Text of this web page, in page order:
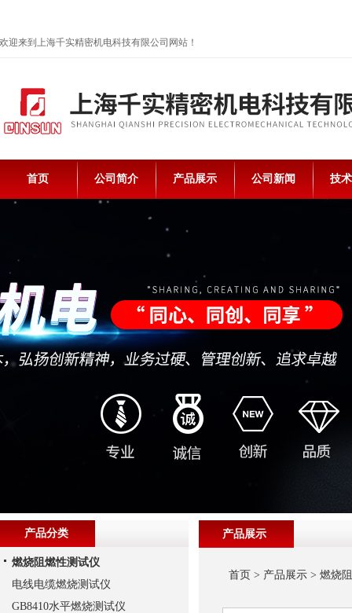
欢迎来到上海千实精密机电科技有限公司网站！
首页 公司简介 产品展示 公司新闻 技
产品展示
首页 > 产品展示> 燃烧
产品分类
燃烧阻燃性测试仪
电线电缆燃烧测试仪
GB8410水平燃烧测试仪